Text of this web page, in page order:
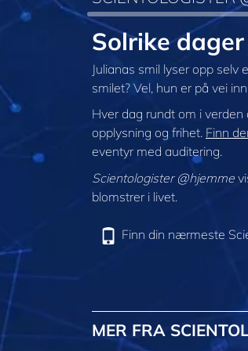
Solrike
Julianas smil lyser opp selv
smilet? Vel, hun er på vei
Hver dag rundt om i
opplysning og frihet. Finn
eventyr med auditering.
Scientologister @hjemme
blomstrer i livet.
Finn din nærmeste
MER FRA